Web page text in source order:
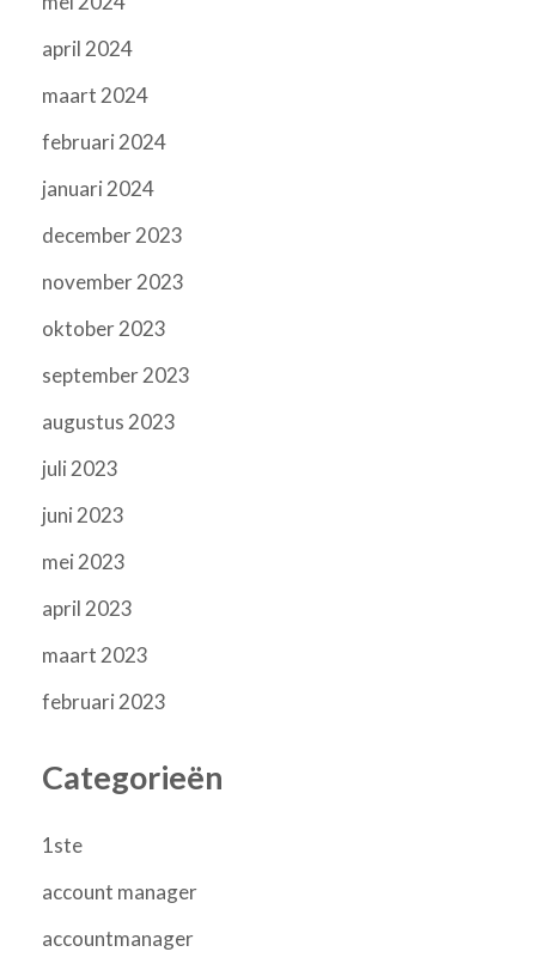
april 2024
maart 2024
februari 2024
januari 2024
december 2023
november 2023
oktober 2023
september 2023
augustus 2023
juli 2023
juni 2023
mei 2023
april 2023
maart 2023
februari 2023
Categorieën
1ste
account manager
accountmanager